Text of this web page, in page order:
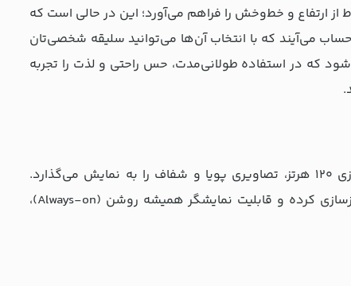
از ارتفاع و خط‌و‌خش را فراهم می‌آورد؛ این در حالی است که
می‌آیند که با انتخاب آن‌ها می‌توانید سلیقه شخصی‌تان
که در استفاده طولانی‌مدت، حس راحتی و لذت را تجربه
نمایشگر 6.3 اینچی Super Retina XDR OLED با فناوری ProMotion و نرخ نوسازی 120 هرتز، تصاویری پویا و شفاف را به نمایش می‌گذارد.
رزولوشن بالا همراه با تراکم پیکسلی دقیق، هر جزئیاتی را با وضوح بی‌نظیری بازسازی کرده و قابلیت نمایشگر همیشه روشن (Always-on)،